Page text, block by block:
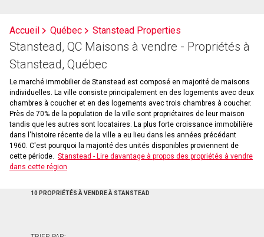
et
les
historiques
d'inscriptions
Accueil Québec Stanstead Properties
Stanstead, QC Maisons à vendre - Propriétés à
Stanstead, Québec
Le marché immobilier de Stanstead est composé en majorité de maisons
individuelles. La ville consiste principalement en des logements avec deux
chambres à coucher et en des logements avec trois chambres à coucher.
Près de 70% de la population de la ville sont propriétaires de leur maison
tandis que les autres sont locataires. La plus forte croissance immobilière
dans l'histoire récente de la ville a eu lieu dans les années précédant
1960. C'est pourquoi la majorité des unités disponibles proviennent de
cette période. Stanstead - Lire davantage à propos des propriétés à vendre
dans cette région
10 PROPRIÉTÉS À VENDRE À STANSTEAD